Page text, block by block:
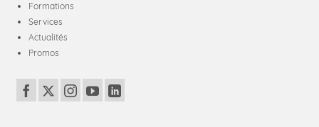
Formations
Services
Actualités
Promos